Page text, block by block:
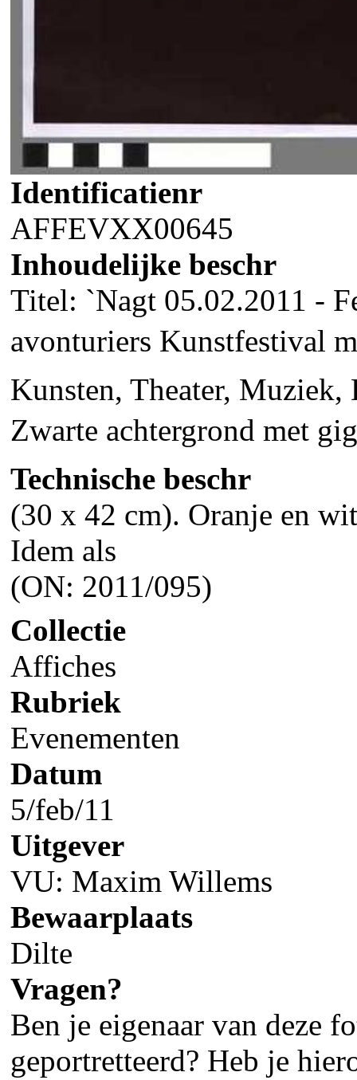
Identificatienr
AFFEVXX00645
Inhoudelijke beschr
Titel: `Nagt 05.02.2011 -
avonturiers Kunstfestival
Kunsten, Theater, Muziek,
Zwarte achtergrond met
Technische beschr
(30 x 42 cm). Oranje en
Idem als
(ON: 2011/095)
Collectie
Affiches
Rubriek
Evenementen
Datum
5/feb/11
Uitgever
VU: Maxim Willems
Bewaarplaats
Dilte
Vragen?
Ben je eigenaar van deze
geportretteerd? Heb je